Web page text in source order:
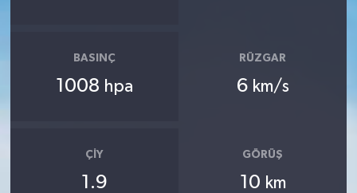
BASINÇ
1008 hpa
RÜZGAR
6 km/s
ÇIY
1.9
GÖRÜŞ
10 km
OLAY